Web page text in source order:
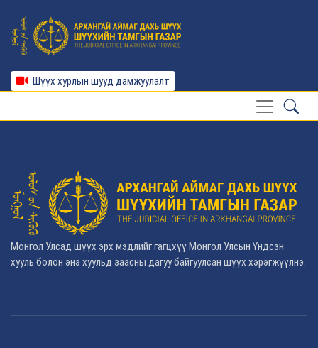
Шүүх хурлын шууд дамжуулалт
Монгол Улсад шүүх эрх мэдлийг гагцхүү Монгол Улсын Үндсэн
хууль болон энэ хуульд заасны дагуу байгуулсан шүүх хэрэгжүүлнэ.